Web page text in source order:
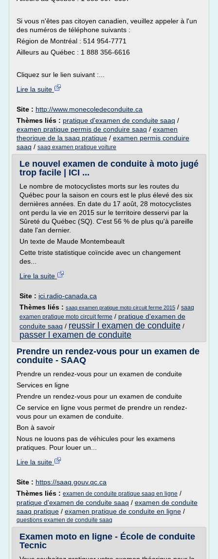
Si vous n'êtes pas citoyen canadien, veuillez appeler à l'un
des numéros de téléphone suivants :
Région de Montréal : 514 954-7771
Ailleurs au Québec : 1 888 356-6616
Cliquez sur le lien suivant :...
Lire la suite
Site : http://www.monecoledeconduite.ca
Thèmes liés : pratique d'examen de conduite saaq /
examen pratique permis de conduire saaq / examen
theorique de la saaq pratique / examen permis conduire
saaq / saaq examen pratique voiture
Le nouvel examen de conduite à moto jugé
trop facile | ICI ...
Le nombre de motocyclistes morts sur les routes du
Québec pour la saison en cours est le plus élevé des six
dernières années. En date du 17 août, 28 motocyclistes
ont perdu la vie en 2015 sur le territoire desservi par la
Sûreté du Québec (SQ). C'est 56 % de plus qu'à pareille
date l'an dernier.
Un texte de Maude Montembeault
Cette triste statistique coïncide avec un changement
des...
Lire la suite
Site : ici.radio-canada.ca
Thèmes liés : saaq examen pratique moto circuit ferme 2015 / saaq
examen pratique moto circuit ferme / pratique d'examen de
conduite saaq / reussir l examen de conduite /
passer l examen de conduite
Prendre un rendez-vous pour un examen de
conduite - SAAQ
Prendre un rendez-vous pour un examen de conduite
Services en ligne
Prendre un rendez-vous pour un examen de conduite
Ce service en ligne vous permet de prendre un rendez-
vous pour un examen de conduite.
Bon à savoir
Nous ne louons pas de véhicules pour les examens
pratiques. Pour louer un...
Lire la suite
Site : https://saaq.gouv.qc.ca
Thèmes liés : examen de conduite pratique saaq en ligne /
pratique d'examen de conduite saaq / examen de conduite
saaq pratique / examen pratique de conduite en ligne /
questions examen de conduite saaq
Examen moto en ligne - École de conduite
Tecnic